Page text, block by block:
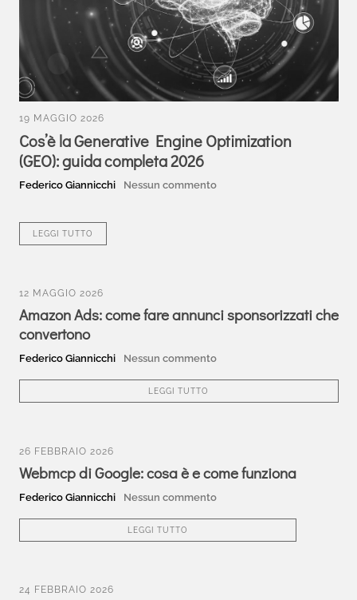
19 MAGGIO 2026
Cos’è la Generative Engine Optimization
(GEO): guida completa 2026
Federico Giannicchi Nessun commento
LEGGI TUTTO
12 MAGGIO 2026
Amazon Ads: come fare annunci sponsorizzati che
convertono
Federico Giannicchi Nessun commento
LEGGI TUTTO
26 FEBBRAIO 2026
Webmcp di Google: cosa è e come funziona
Federico Giannicchi Nessun commento
LEGGI TUTTO
24 FEBBRAIO 2026